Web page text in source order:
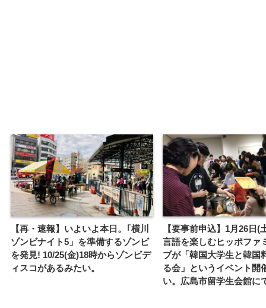
【再・速報】いよいよ本日。｢横川
ゾンビナイト5」を準備するゾンビ
を発見! 10/25(金)18時からゾンビデ
ィスコがあるみたい。
【要事前申込】1月26日(
言語を楽しむヒッポファ
ブが「韓国大学生と韓国
る会」というイベント開
い。広島市留学生会館に